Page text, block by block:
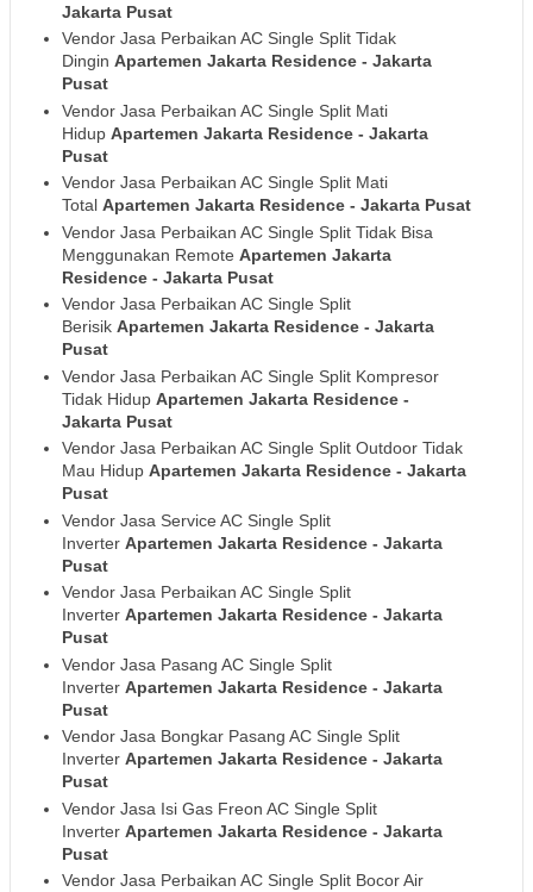
Jakarta Pusat
Vendor Jasa Perbaikan AC Single Split Tidak
Dingin Apartemen Jakarta Residence - Jakarta
Pusat
Vendor Jasa Perbaikan AC Single Split Mati
Hidup Apartemen Jakarta Residence - Jakarta
Pusat
Vendor Jasa Perbaikan AC Single Split Mati
Total Apartemen Jakarta Residence - Jakarta Pusat
Vendor Jasa Perbaikan AC Single Split Tidak Bisa
Menggunakan Remote Apartemen Jakarta
Residence - Jakarta Pusat
Vendor Jasa Perbaikan AC Single Split
Berisik Apartemen Jakarta Residence - Jakarta
Pusat
Vendor Jasa Perbaikan AC Single Split Kompresor
Tidak Hidup Apartemen Jakarta Residence -
Jakarta Pusat
Vendor Jasa Perbaikan AC Single Split Outdoor Tidak
Mau Hidup Apartemen Jakarta Residence - Jakarta
Pusat
Vendor Jasa Service AC Single Split
Inverter Apartemen Jakarta Residence - Jakarta
Pusat
Vendor Jasa Perbaikan AC Single Split
Inverter Apartemen Jakarta Residence - Jakarta
Pusat
Vendor Jasa Pasang AC Single Split
Inverter Apartemen Jakarta Residence - Jakarta
Pusat
Vendor Jasa Bongkar Pasang AC Single Split
Inverter Apartemen Jakarta Residence - Jakarta
Pusat
Vendor Jasa Isi Gas Freon AC Single Split
Inverter Apartemen Jakarta Residence - Jakarta
Pusat
Vendor Jasa Perbaikan AC Single Split Bocor Air